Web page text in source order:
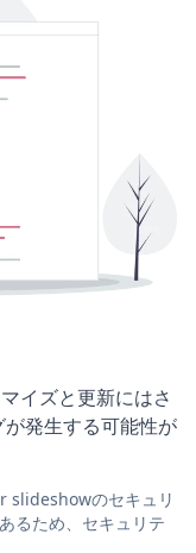
イズと更新にはさ
発生する可能性が
slideshowのセキュリ
るため、セキュリテ